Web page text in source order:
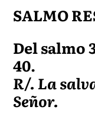
SALMO
Del salmo
40.
R/. La
Señor.